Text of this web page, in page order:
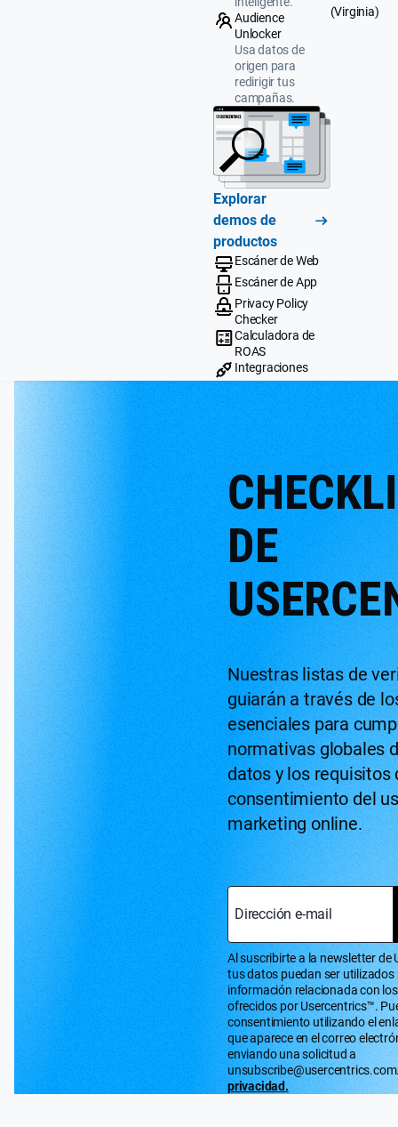
Audience
Unlocker
Usa datos de
origen para
redirigir tus
campañas.
Explorar
demos de
productos
Escáner de Web
Escáner de App
Privacy Policy
Checker
Calculadora de
ROAS
Integraciones
(Virginia)
DE
Nuestras listas de
guiarán a través de
esenciales para
normativas globales
datos y los requisitos
consentimiento del
marketing online.
Dirección e-mail
Al suscribirte a la newsletter de
tus datos puedan ser utilizados
información relacionada con
ofrecidos por Usercentrics™.
consentimiento utilizando el
que aparece en el correo
enviando una solicitud a
privacidad.